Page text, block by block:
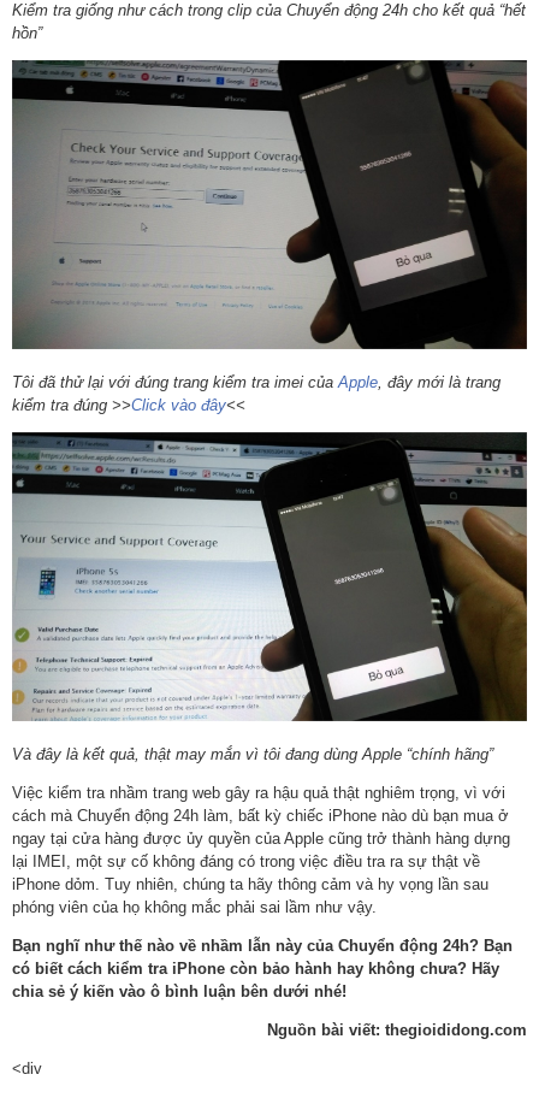
Kiểm tra giống như cách trong clip của Chuyển động 24h cho kết quả “hết
hồn”
Tôi đã thử lại với đúng trang kiểm tra imei củaApple, đây mới là trang
kiểm tra đúng >>Click vào đây<<
Và đây là kết quả, thật may mắn vì tôi đang dùng Apple “chính hãng”
Việc kiểm tra nhầm trang web gây ra hậu quả thật nghiêm trọng, vì với
cách mà Chuyển động 24h làm, bất kỳ chiếc iPhone nào dù bạn mua ở
ngay tại cửa hàng được ủy quyền của Apple cũng trở thành hàng dựng
lại IMEI, một sự cố không đáng có trong việc điều tra ra sự thật về
iPhone dỏm. Tuy nhiên, chúng ta hãy thông cảm và hy vọng lần sau
phóng viên của họ không mắc phải sai lầm như vậy.
Bạn nghĩ như thế nào về nhầm lẫn này của Chuyển động 24h? Bạn
có biết cách kiểm tra iPhone còn bảo hành hay không chưa? Hãy
chia sẻ ý kiến vào ô bình luận bên dưới nhé!
Nguồn bài viết: thegioididong.com
<div